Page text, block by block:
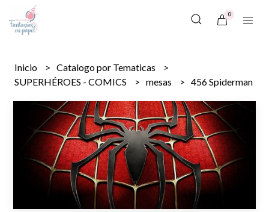
0
Inicio
Catalogo por Tematicas
SUPERHÉROES - COMICS
mesas 456 Spiderman